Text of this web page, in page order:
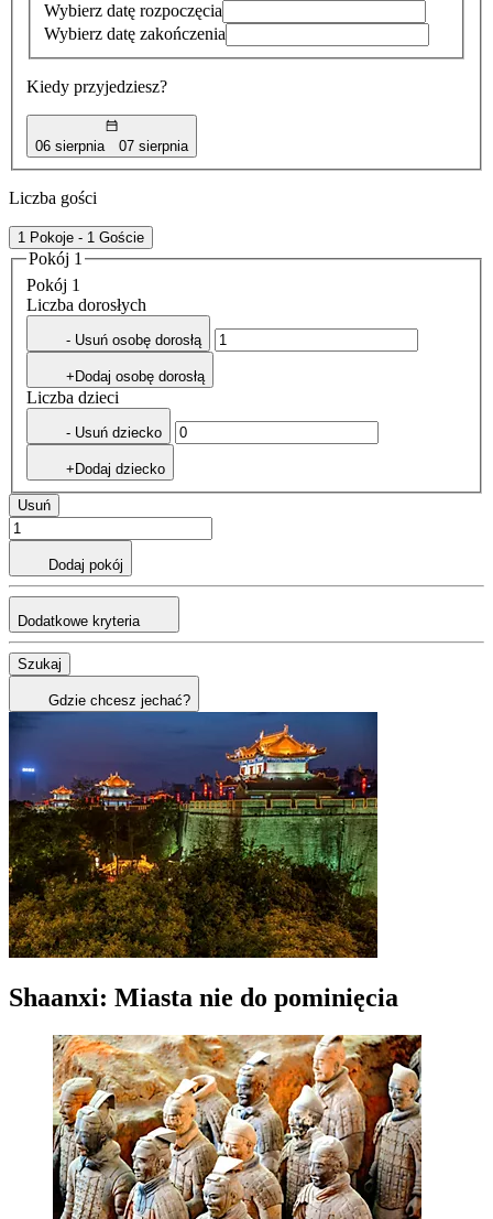
Wybierz datę rozpoczęcia
Wybierz datę zakończenia
Kiedy przyjedziesz?
06 sierpnia 07 sierpnia
Liczba gości
1 Pokoje - 1 Goście
Pokój 1
Pokój 1
Liczba dorosłych
- Usuń osobę dorosłą
+Dodaj osobę dorosłą
Liczba dzieci
- Usuń dziecko
+Dodaj dziecko
Usuń
Dodaj pokój
Dodatkowe kryteria
Szukaj
Gdzie chcesz jechać?
Shaanxi: Miasta nie do pominięcia